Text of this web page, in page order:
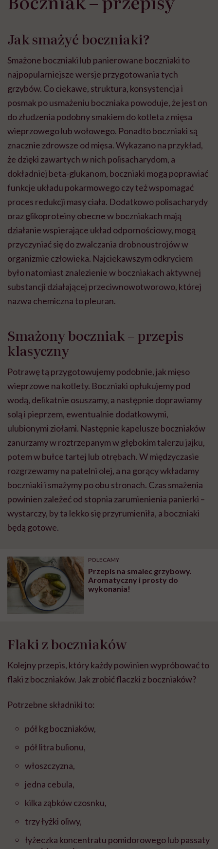
Jak smażyć boczniaki?
Smażone boczniaki lub panierowane boczniaki to
najpopularniejsze wersje przygotowania tych
grzybów. Co ciekawe, struktura, konsystencja i
posmak po usmażeniu boczniaka powoduje, że jest on
do złudzenia podobny smakiem do kotleta z mięsa
wieprzowego lub wołowego. Ponadto boczniaki są
znacznie zdrowsze od mięsa. Wykazano na przykład,
że dzięki zawartych w nich polisacharydom, a
dokładniej beta-glukanom, boczniaki mogą poprawiać
funkcje układu pokarmowego czy też wspomagać
proces redukcji masy ciała. Dodatkowo polisacharydy
oraz glikoproteiny obecne w boczniakach mają
działanie wspierające układ odpornościowy, mogą
przyczyniać się do zwalczania drobnoustrojów w
organizmie człowieka. Najciekawszym odkryciem
było natomiast znalezienie w boczniakach aktywnej
substancji działającej przeciwnowotworowo, której
nazwa chemiczna to pleuran.
Smażony boczniak – przepis
klasyczny
Potrawę tą przygotowujemy podobnie, jak mięso
wieprzowe na kotlety. Boczniaki opłukujemy pod
wodą, delikatnie osuszamy, a następnie doprawiamy
solą i pieprzem, ewentualnie dodatkowymi,
ulubionymi ziołami. Następnie kapelusze boczniaków
zanurzamy w roztrzepanym w głębokim talerzu jajku,
potem w bułce tartej lub otrębach. W międzyczasie
rozgrzewamy na patelni olej, a na gorący wkładamy
boczniaki i smażymy po obu stronach. Czas smażenia
powinien zależeć od stopnia zarumienienia panierki –
wystarczy, by ta lekko się przyrumieniła, a boczniaki
będą gotowe.
POLECAMY
Przepis na smalec grzybowy.
Aromatyczny i prosty do
wykonania!
Flaki z boczniaków
Kolejny przepis, który każdy powinien wypróbować to
flaki z boczniaków. Jak zrobić flaczki z boczniaków?
Potrzebne składniki to:
pół kg boczniaków,
pół litra bulionu,
włoszczyzna,
jedna cebula,
kilka ząbków czosnku,
trzy łyżki oliwy,
łyżeczka koncentratu pomidorowego lub passaty